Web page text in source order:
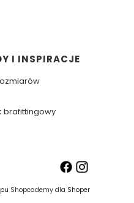
I INSPIRACJE
brafittingowy
Shopcademy dla Shoper